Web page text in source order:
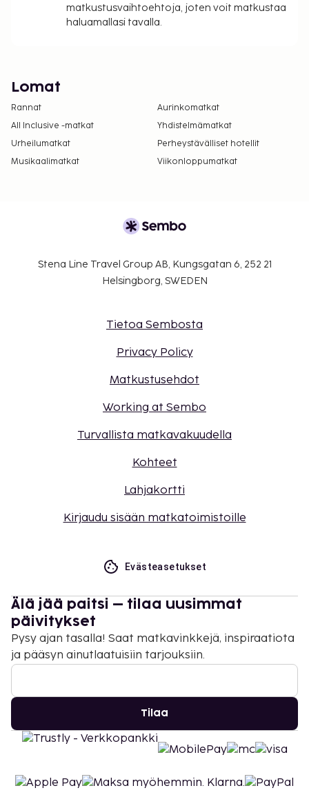
matkustusvaihtoehtoja, joten voit matkustaa
haluamallasi tavalla.
Lomat
Rannat
Aurinkomatkat
All Inclusive -matkat
Yhdistelmämatkat
Urheilumatkat
Perheystävälliset hotellit
Musikaalimatkat
Viikonloppumatkat
Stena Line Travel Group AB, Kungsgatan 6, 252 21
Helsingborg, SWEDEN
Tietoa Sembosta
Privacy Policy
Matkustusehdot
Working at Sembo
Turvallista matkavakuudella
Kohteet
Lahjakortti
Kirjaudu sisään matkatoimistoille
Evästeasetukset
Älä jää paitsi – tilaa uusimmat
päivitykset
Pysy ajan tasalla! Saat matkavinkkejä, inspiraatiota
ja pääsyn ainutlaatuisiin tarjouksiin.
Tilaa